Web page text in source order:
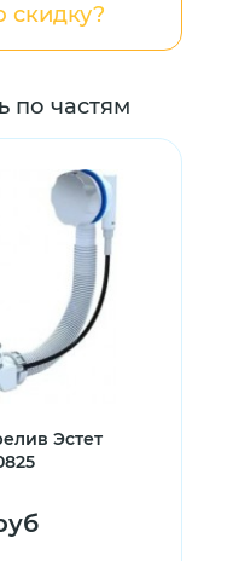
скидку?
по частям
Эстет